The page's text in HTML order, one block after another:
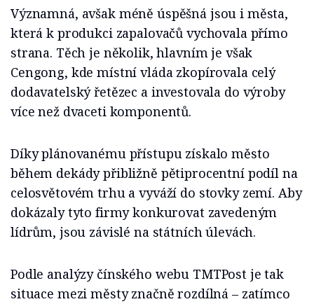
Významná, avšak méně úspěšná jsou i města,
která k produkci zapalovačů vychovala přímo
strana. Těch je několik, hlavním je však
Cengong, kde místní vláda zkopírovala celý
dodavatelský řetězec a investovala do výroby
více než dvaceti komponentů.
Díky plánovanému přístupu získalo město
během dekády přibližně pětiprocentní podíl na
celosvětovém trhu a vyváží do stovky zemí. Aby
dokázaly tyto firmy konkurovat zavedeným
lídrům, jsou závislé na státních úlevách.
Podle analýzy čínského webu TMTPost je tak
situace mezi městy značně rozdílná – zatímco